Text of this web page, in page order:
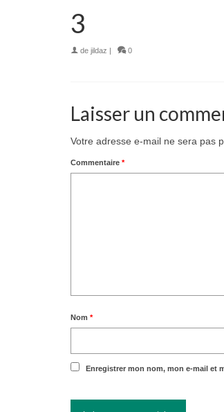
3
de jildaz | 0
Laisser un
Votre adresse e-mail ne sera pas
Commentaire *
Nom *
Enregistrer mon nom, mon e-mail et